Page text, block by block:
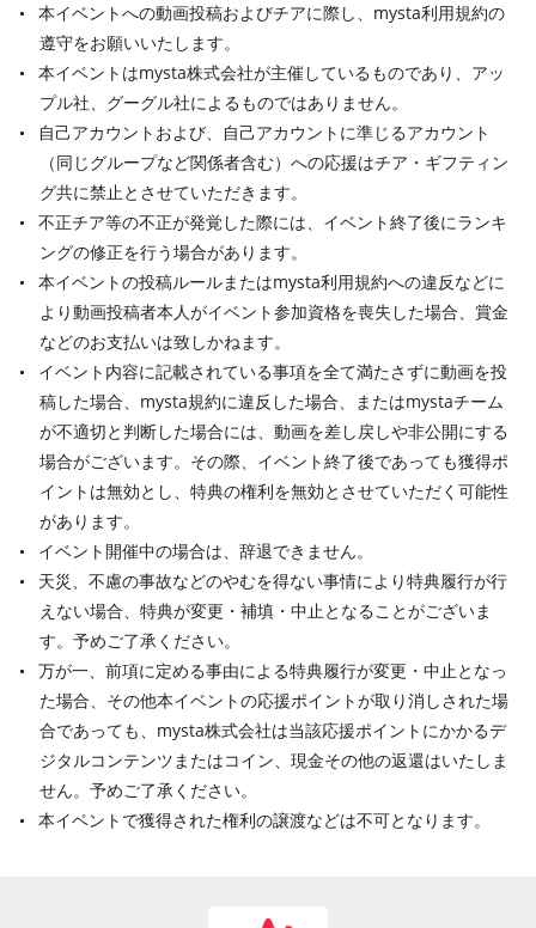
本イベントへの動画投稿およびチアに際し、mysta利用規約の
遵守をお願いいたします。
本イベントはmysta株式会社が主催しているものであり、アッ
プル社、グーグル社によるものではありません。
自己アカウントおよび、自己アカウントに準じるアカウント
（同じグループなど関係者含む）への応援はチア・ギフティン
グ共に禁止とさせていただきます。
不正チア等の不正が発覚した際には、イベント終了後にランキ
ングの修正を行う場合があります。
本イベントの投稿ルールまたはmysta利用規約への違反などに
より動画投稿者本人がイベント参加資格を喪失した場合、賞金
などのお支払いは致しかねます。
イベント内容に記載されている事項を全て満たさずに動画を投
稿した場合、mysta規約に違反した場合、またはmystaチーム
が不適切と判断した場合には、動画を差し戻しや非公開にする
場合がございます。その際、イベント終了後であっても獲得ポ
イントは無効とし、特典の権利を無効とさせていただく可能性
があります。
イベント開催中の場合は、辞退できません。
天災、不慮の事故などのやむを得ない事情により特典履行が行
えない場合、特典が変更・補填・中止となることがございま
す。予めご了承ください。
万が一、前項に定める事由による特典履行が変更・中止となっ
た場合、その他本イベントの応援ポイントが取り消しされた場
合であっても、mysta株式会社は当該応援ポイントにかかるデ
ジタルコンテンツまたはコイン、現金その他の返還はいたしま
せん。予めご了承ください。
本イベントで獲得された権利の譲渡などは不可となります。